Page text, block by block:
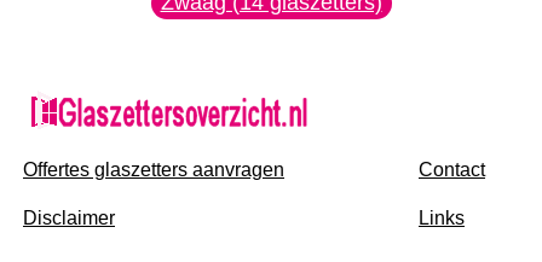
Offertes glaszetters aanvragen
Disclaimer
Contact
Links